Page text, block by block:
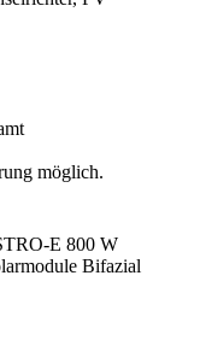
möglich.
E 800 W
Bifazial